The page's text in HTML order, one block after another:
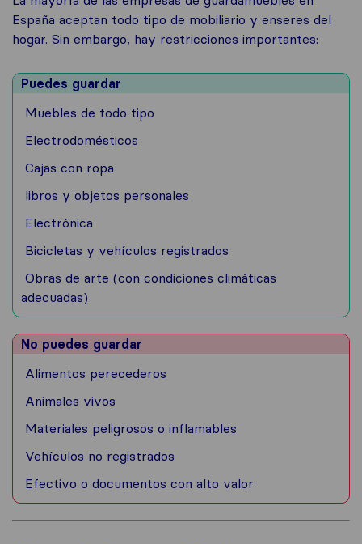
España aceptan todo tipo de mobiliario y enseres del
hogar. Sin embargo, hay restricciones importantes:
Puedes guardar
Muebles de todo tipo
Electrodomésticos
Cajas con ropa
libros y objetos personales
Electrónica
Bicicletas y vehículos registrados
Obras de arte (con condiciones climáticas
adecuadas)
No puedes guardar
Alimentos perecederos
Animales vivos
Materiales peligrosos o inflamables
Vehículos no registrados
Efectivo o documentos con alto valor